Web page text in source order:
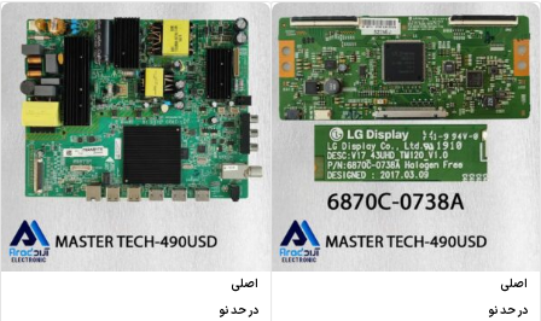
اصلی
در حد نو
اصلی
در حد نو